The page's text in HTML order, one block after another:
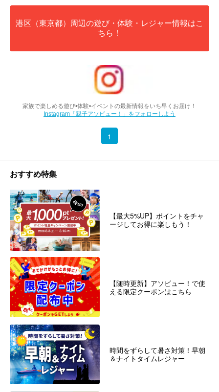
港区（東京都）周辺の遊び・体験・レジャー情報はこ
ちら！
家族で楽しめる遊び•体験•イベントの最新情報をいち早くお届け！
Instagram「親子アソビュー！」をフォローしよう
1
おすすめ特集
【最大5%UP】ポイントをチャ
ージしてお得に楽しもう！
【随時更新】アソビュー！で使
える限定クーポンはこちら
時間をずらして暑さ対策！早朝
＆ナイトタイムレジャー